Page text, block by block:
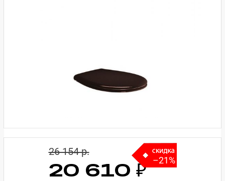
26 154 p.
–21%
20 610 ₽